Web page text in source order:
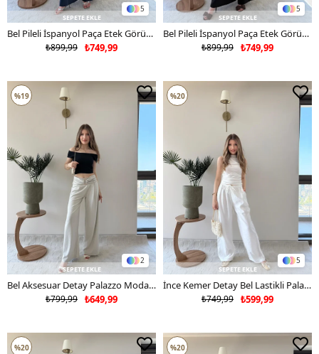
5
SEPETE EKLE
Bel Pileli İspanyol Paça Etek Görünümlü Tensel Pantolon Lacivert 2250
₺749,99
₺899,99
5
SEPETE EKLE
Bel Pileli İspanyol Paça Etek Görünümlü Tensel Pantolon Siyah 2250
₺749,99
₺899,99
2
SEPETE EKLE
Bel Aksesuar Detay Palazzo Modal Pantolon Taş 2241
₺649,99
₺799,99
%19
5
SEPETE EKLE
İnce Kemer Detay Bel Lastikli Palazzo Keten Pantolon Beyaz 2237
₺599,99
₺749,99
%20
%20 %20